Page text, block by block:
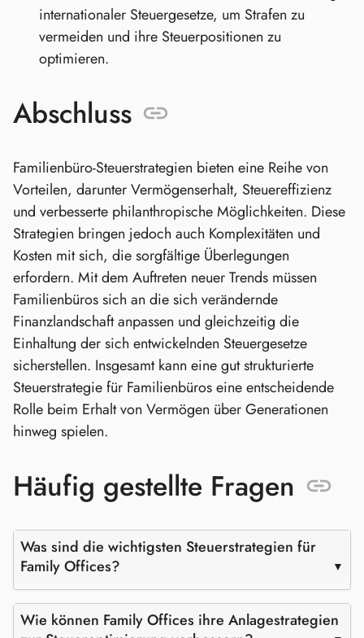
internationaler Steuergesetze, um Strafen zu
vermeiden und ihre Steuerpositionen zu
optimieren.
Abschluss
Familienbüro-Steuerstrategien bieten eine Reihe von
Vorteilen, darunter Vermögenserhalt, Steuereffizienz
und verbesserte philanthropische Möglichkeiten. Diese
Strategien bringen jedoch auch Komplexitäten und
Kosten mit sich, die sorgfältige Überlegungen
erfordern. Mit dem Auftreten neuer Trends müssen
Familienbüros sich an die sich verändernde
Finanzlandschaft anpassen und gleichzeitig die
Einhaltung der sich entwickelnden Steuergesetze
sicherstellen. Insgesamt kann eine gut strukturierte
Steuerstrategie für Familienbüros eine entscheidende
Rolle beim Erhalt von Vermögen über Generationen
hinweg spielen.
Häufig gestellte Fragen
Was sind die wichtigsten Steuerstrategien für
Family Offices?
Wie können Family Offices ihre Anlagestrategien